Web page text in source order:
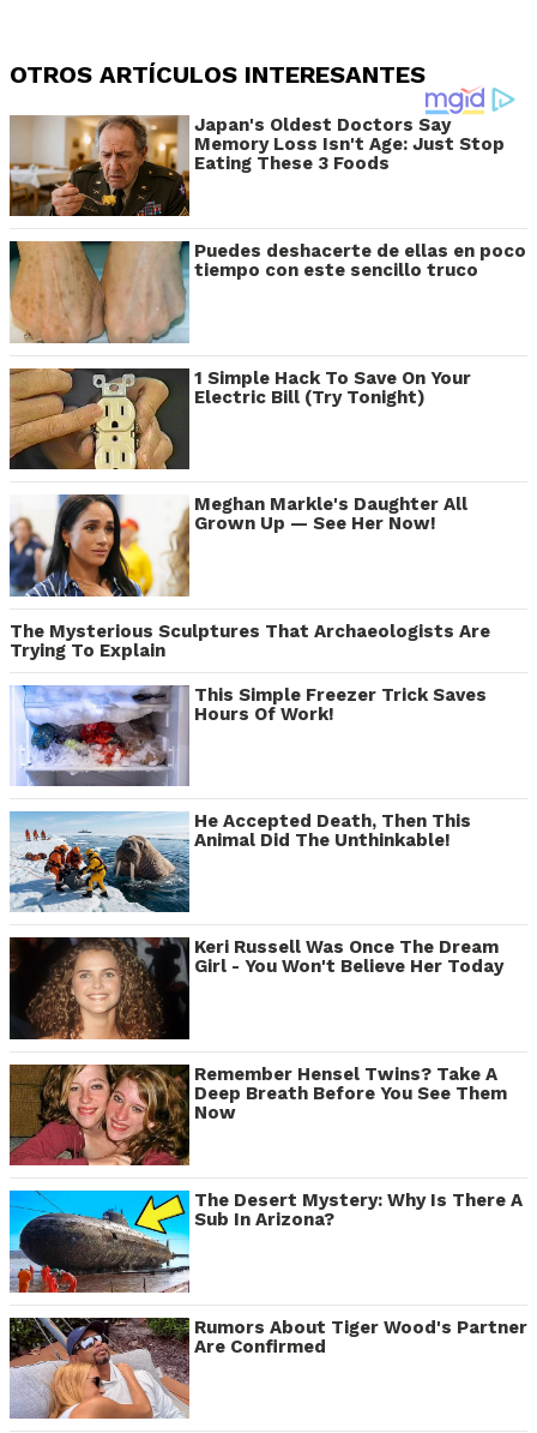
OTROS ARTÍCULOS INTERESANTES
Japan's Oldest Doctors Say
Memory Loss Isn't Age: Just Stop
Eating These 3 Foods
Puedes deshacerte de ellas en poco
tiempo con este sencillo truco
1 Simple Hack To Save On Your
Electric Bill (Try Tonight)
Meghan Markle's Daughter All
Grown Up — See Her Now!
The Mysterious Sculptures That Archaeologists Are
Trying To Explain
This Simple Freezer Trick Saves
Hours Of Work!
He Accepted Death, Then This
Animal Did The Unthinkable!
Keri Russell Was Once The Dream
Girl - You Won't Believe Her Today
Remember Hensel Twins? Take A
Deep Breath Before You See Them
Now
The Desert Mystery: Why Is There A
Sub In Arizona?
Rumors About Tiger Wood's Partner
Are Confirmed